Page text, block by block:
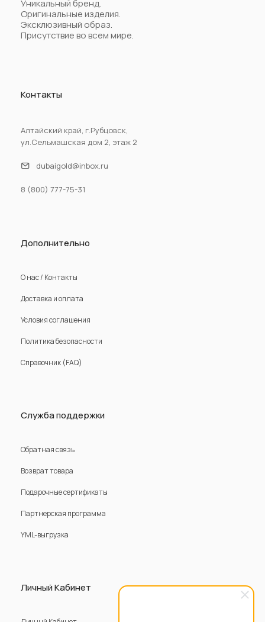
Уникальный бренд.
Оригинальные изделия.
Эксклюзивный образ.
Присутствие во всем мире.
Контакты
Алтайский край, г.Рубцовск,
ул.Сельмашская дом 2, этаж 2
dubaigold@inbox.ru
8 (800) 777-75-31
Дополнительно
О нас / Контакты
Доставка и оплата
Условия соглашения
Политика безопасности
Справочник (FAQ)
Служба поддержки
Обратная связь
Возврат товара
Подарочные сертификаты
Партнерская программа
YML-выгрузка
Личный Кабинет